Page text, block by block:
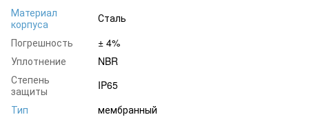
Материал
корпуса
Сталь
Погрешность
± 4%
Уплотнение
NBR
Степень
защиты
IP65
Тип
мембранный